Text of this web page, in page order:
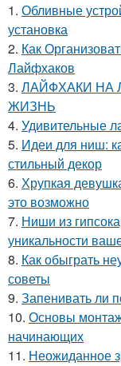
1. Обливные
установка
2. Как
Лайфхаков
3. ЛАЙФХАКИ НА
ЖИЗНЬ
4. Удивительные
5. Идеи для ниш:
стильный декор
6. Хрупкая
это возможно
7. Ниши из
уникальности
8. Как обыграть
советы
9. Запенивать ли
10. Основы
начинающих
11. Неожиданное